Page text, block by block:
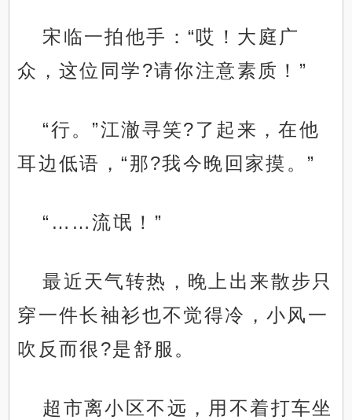
宋临一拍他手：“哎！大庭广
众，这位同学?请你注意素质！”
“行。”江澈寻笑?了起来，在他
耳边低语，“那?我今晚回家摸。”
“……流氓！”
最近天气转热，晚上出来散步只
穿一件长袖衫也不觉得冷，小风一
吹反而很?是舒服。
超市离小区不远，用不着打车坐